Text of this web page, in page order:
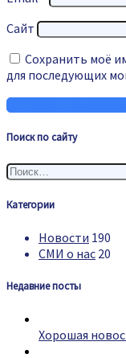
Сайт
Сохранить моё
для последующих
Поиск по сайту
Найти:
Категории
Новости 190
СМИ о нас 20
Недавние посты
Хорошая